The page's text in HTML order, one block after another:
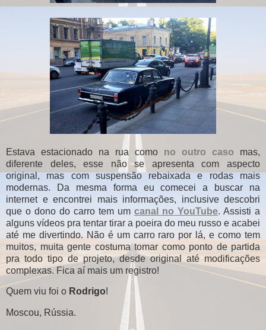
Estava estacionado na rua como no outro caso mas,
diferente deles, esse não se apresenta com aspecto
original, mas com suspensão rebaixada e rodas mais
modernas. Da mesma forma eu comecei a buscar na
internet e encontrei mais informações, inclusive descobri
que o dono do carro tem um canal no YouTube. Assisti a
alguns vídeos pra tentar tirar a poeira do meu russo e acabei
até me divertindo. Não é um carro raro por lá, e como tem
muitos, muita gente costuma tomar como ponto de partida
pra todo tipo de projeto, desde original até modificações
complexas. Fica aí mais um registro!
Quem viu foi o Rodrigo!
Moscou, Rússia.